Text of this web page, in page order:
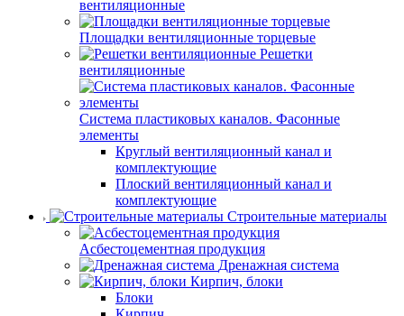
вентиляционные
Площадки вентиляционные торцевые
Решетки
вентиляционные
Система пластиковых каналов. Фасонные
элементы
Круглый вентиляционный канал и
комплектующие
Плоский вентиляционный канал и
комплектующие
Строительные материалы
Асбестоцементная продукция
Дренажная система
Кирпич, блоки
Блоки